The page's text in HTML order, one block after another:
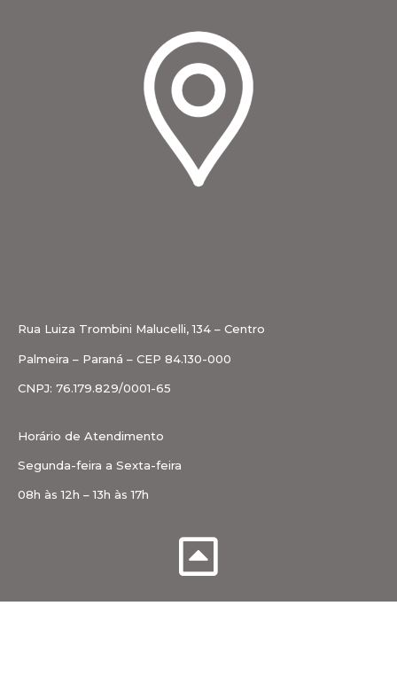
Rua Luiza Trombini Malucelli, 134 – Centro
Palmeira – Paraná – CEP 84.130-000
CNPJ: 76.179.829/0001-65
Horário de Atendimento
Segunda-feira a Sexta-feira
08h às 12h – 13h às 17h